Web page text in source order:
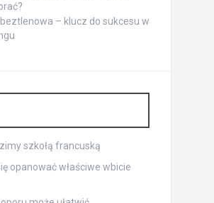
– klucz do sukcesu w
szkołą francuską
opanować właściwe wbicie